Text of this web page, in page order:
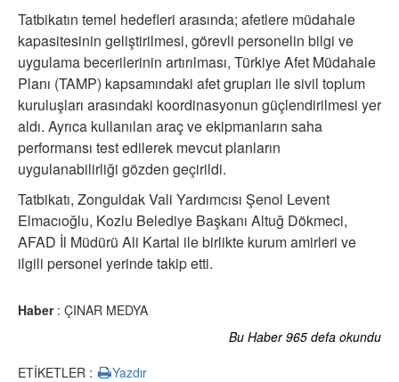
Tatbikatın temel hedefleri arasında; afetlere müdahale
kapasitesinin geliştirilmesi, görevli personelin bilgi ve
uygulama becerilerinin artırılması, Türkiye Afet Müdahale
Planı (TAMP) kapsamındaki afet grupları ile sivil toplum
kuruluşları arasındaki koordinasyonun güçlendirilmesi yer
aldı. Ayrıca kullanılan araç ve ekipmanların saha
performansı test edilerek mevcut planların
uygulanabilirliği gözden geçirildi.
Tatbikatı, Zonguldak Vali Yardımcısı Şenol Levent
Elmacıoğlu, Kozlu Belediye Başkanı Altuğ Dökmeci,
AFAD İl Müdürü Ali Kartal ile birlikte kurum amirleri ve
ilgili personel yerinde takip etti.
Haber: ÇINAR MEDYA
Bu Haber 965 defa okundu
ETİKETLER :
Yazdır